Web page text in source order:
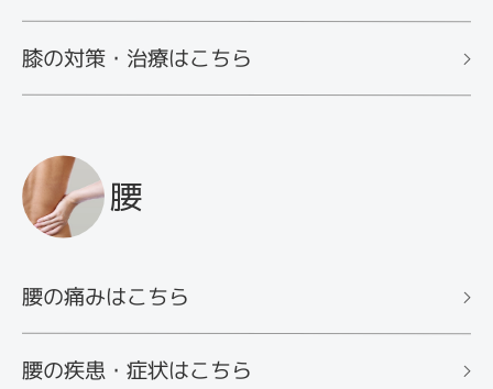
膝の対策・治療はこちら
腰
腰の痛みはこちら
腰の疾患・症状はこちら